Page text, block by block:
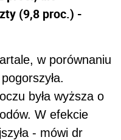
(9,8 proc.) -
w porównaniu
była wyższa o
W efekcie
- mówi dr